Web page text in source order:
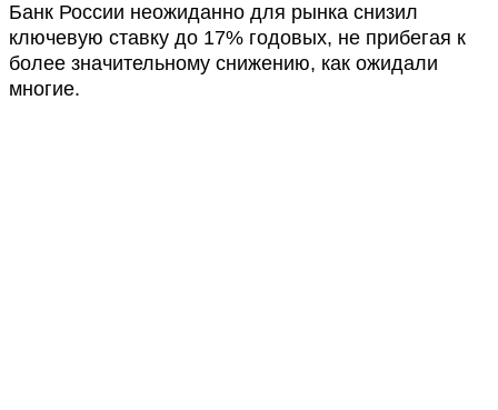
Банк России неожиданно для рынка снизил
ключевую ставку до 17% годовых, не прибегая к
более значительному снижению, как ожидали
многие.